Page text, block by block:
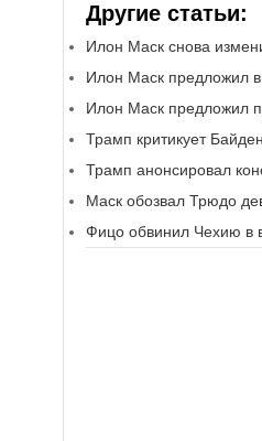
Другие статьи:
Илон Маск снова
Илон Маск предложил
Илон Маск предложил
Трамп критикует
Трамп анонсировал
Маск обозвал Трюдо
Фицо обвинил Чехию в